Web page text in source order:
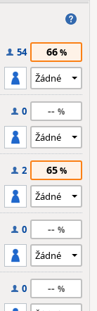
54 66
0 --
2 65
0 --
0 --